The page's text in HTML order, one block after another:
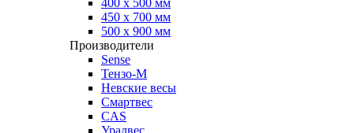
400 х 500 мм
450 х 700 мм
500 х 900 мм
Производители
Sense
Тензо-М
Невские весы
Смартвес
CAS
Уралвес